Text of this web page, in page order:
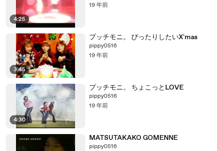
4:25
19 年前
3:45
プッチモニ。 ぴったりしたいX'mas
pippy0516
19 年前
4:30
プッチモニ。 ちょこっとLOVE
pippy0516
19 年前
MATSUTAKAKO GOMENNE
pippy0516